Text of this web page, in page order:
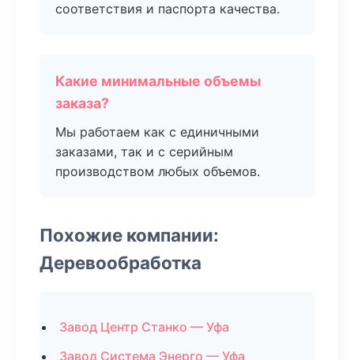
соответствия и паспорта качества.
Какие минимальные объемы
заказа?
Мы работаем как с единичными
заказами, так и с серийным
производством любых объемов.
Похожие компании:
Деревообработка
Завод Центр Станко — Уфа
Завод Система Энерго — Уфа